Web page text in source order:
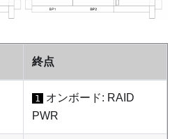
終点
1
オンボード: RAID
PWR